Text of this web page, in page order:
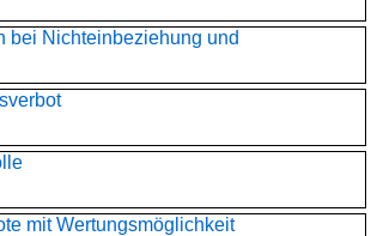
bei Nichteinbeziehung und
mit Wertungsmöglichkeit